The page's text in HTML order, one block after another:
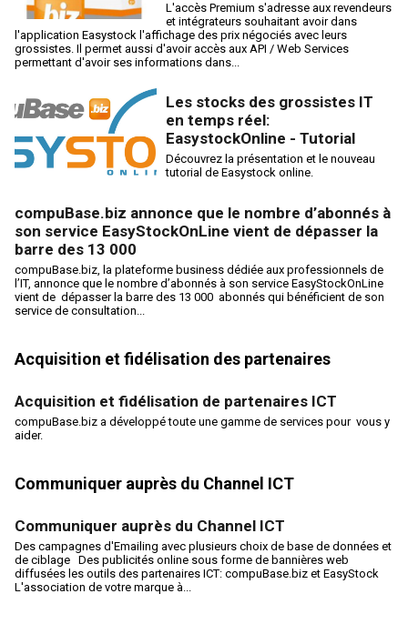
L'accès Premium s'adresse aux revendeurs
et intégrateurs souhaitant avoir dans
l'application Easystock l'affichage des prix négociés avec leurs
grossistes. Il permet aussi d'avoir accès aux API / Web Services
permettant d'avoir ses informations dans...
Les stocks des grossistes IT
en temps réel:
EasystockOnline - Tutorial
Découvrez la présentation et le nouveau
tutorial de Easystock online.
compuBase.biz annonce que le nombre d’abonnés à
son service EasyStockOnLine vient de dépasser la
barre des 13 000
compuBase.biz, la plateforme business dédiée aux professionnels de
l’IT, annonce que le nombre d’abonnés à son service EasyStockOnLine
vient de dépasser la barre des 13 000 abonnés qui bénéficient de son
service de consultation...
Acquisition et fidélisation des partenaires
Acquisition et fidélisation de partenaires ICT
compuBase.biz a développé toute une gamme de services pour vous y
aider.
Communiquer auprès du Channel ICT
Communiquer auprès du Channel ICT
Des campagnes d'Emailing avec plusieurs choix de base de données et
de ciblage Des publicités online sous forme de bannières web
diffusées les outils des partenaires ICT: compuBase.biz et EasyStock
L'association de votre marque à...